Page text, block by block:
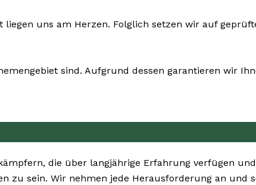
uns am Herzen. Folglich setzen wir auf
sind. Aufgrund dessen garantieren wir
die über langjährige Erfahrung verfügen
zu sein. Wir nehmen jede Herausforderung an und